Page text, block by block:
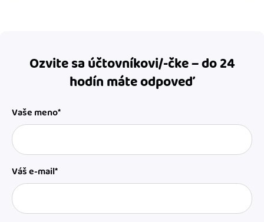
Ozvite sa účtovníkovi/-čke – do 24
hodín máte odpoveď
Vaše meno*
Váš e-mail*